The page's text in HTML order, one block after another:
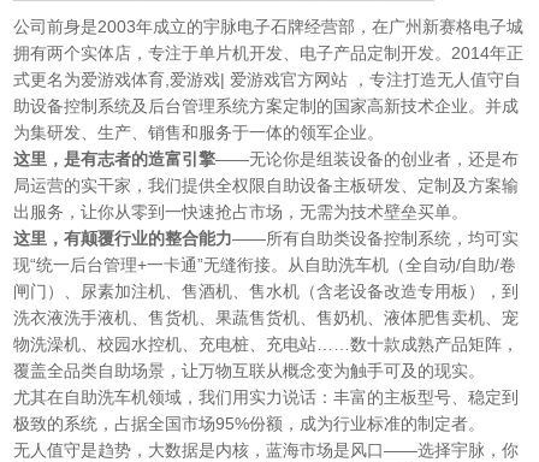
公司前身是2003年成立的宇脉电子石牌经营部，在广州新赛格电子城
拥有两个实体店，专注于单片机开发、电子产品定制开发。 2014年正
式更名为爱游戏体育,爱游戏| 爱游戏官方网站 ，专注打造无人值守自
助设备控制系统及后台管理系统方案定制的国家高新技术企业。并成
为集研发、生产、销售和服务于一体的领军企业。
这里，是有志者的造富引擎——无论你是组装设备的创业者，还是布
局运营的实干家，我们提供全权限自助设备主板研发、定制及方案输
出服务，让你从零到一快速抢占市场，无需为技术壁垒买单。
这里，有颠覆行业的整合能力——所有自助类设备控制系统，均可实
现“统一后台管理+一卡通”无缝衔接。从自助洗车机（全自动/自助/卷
闸门）、尿素加注机、售酒机、售水机（含老设备改造专用板），到
洗衣液洗手液机、售货机、果蔬售货机、售奶机、液体肥售卖机 、宠
物洗澡机、校园水控机、充电桩、充电站……数十款成熟产品矩阵，
覆盖全品类自助场景，让万物互联从概念变为触手可及的现实。
尤其在自助洗车机领域，我们用实力说话：丰富的主板型号、稳定到
极致的系统，占据全国市场95%份额，成为行业标准的制定者。
无人值守是趋势，大数据是内核，蓝海市场是风口——选择宇脉，你